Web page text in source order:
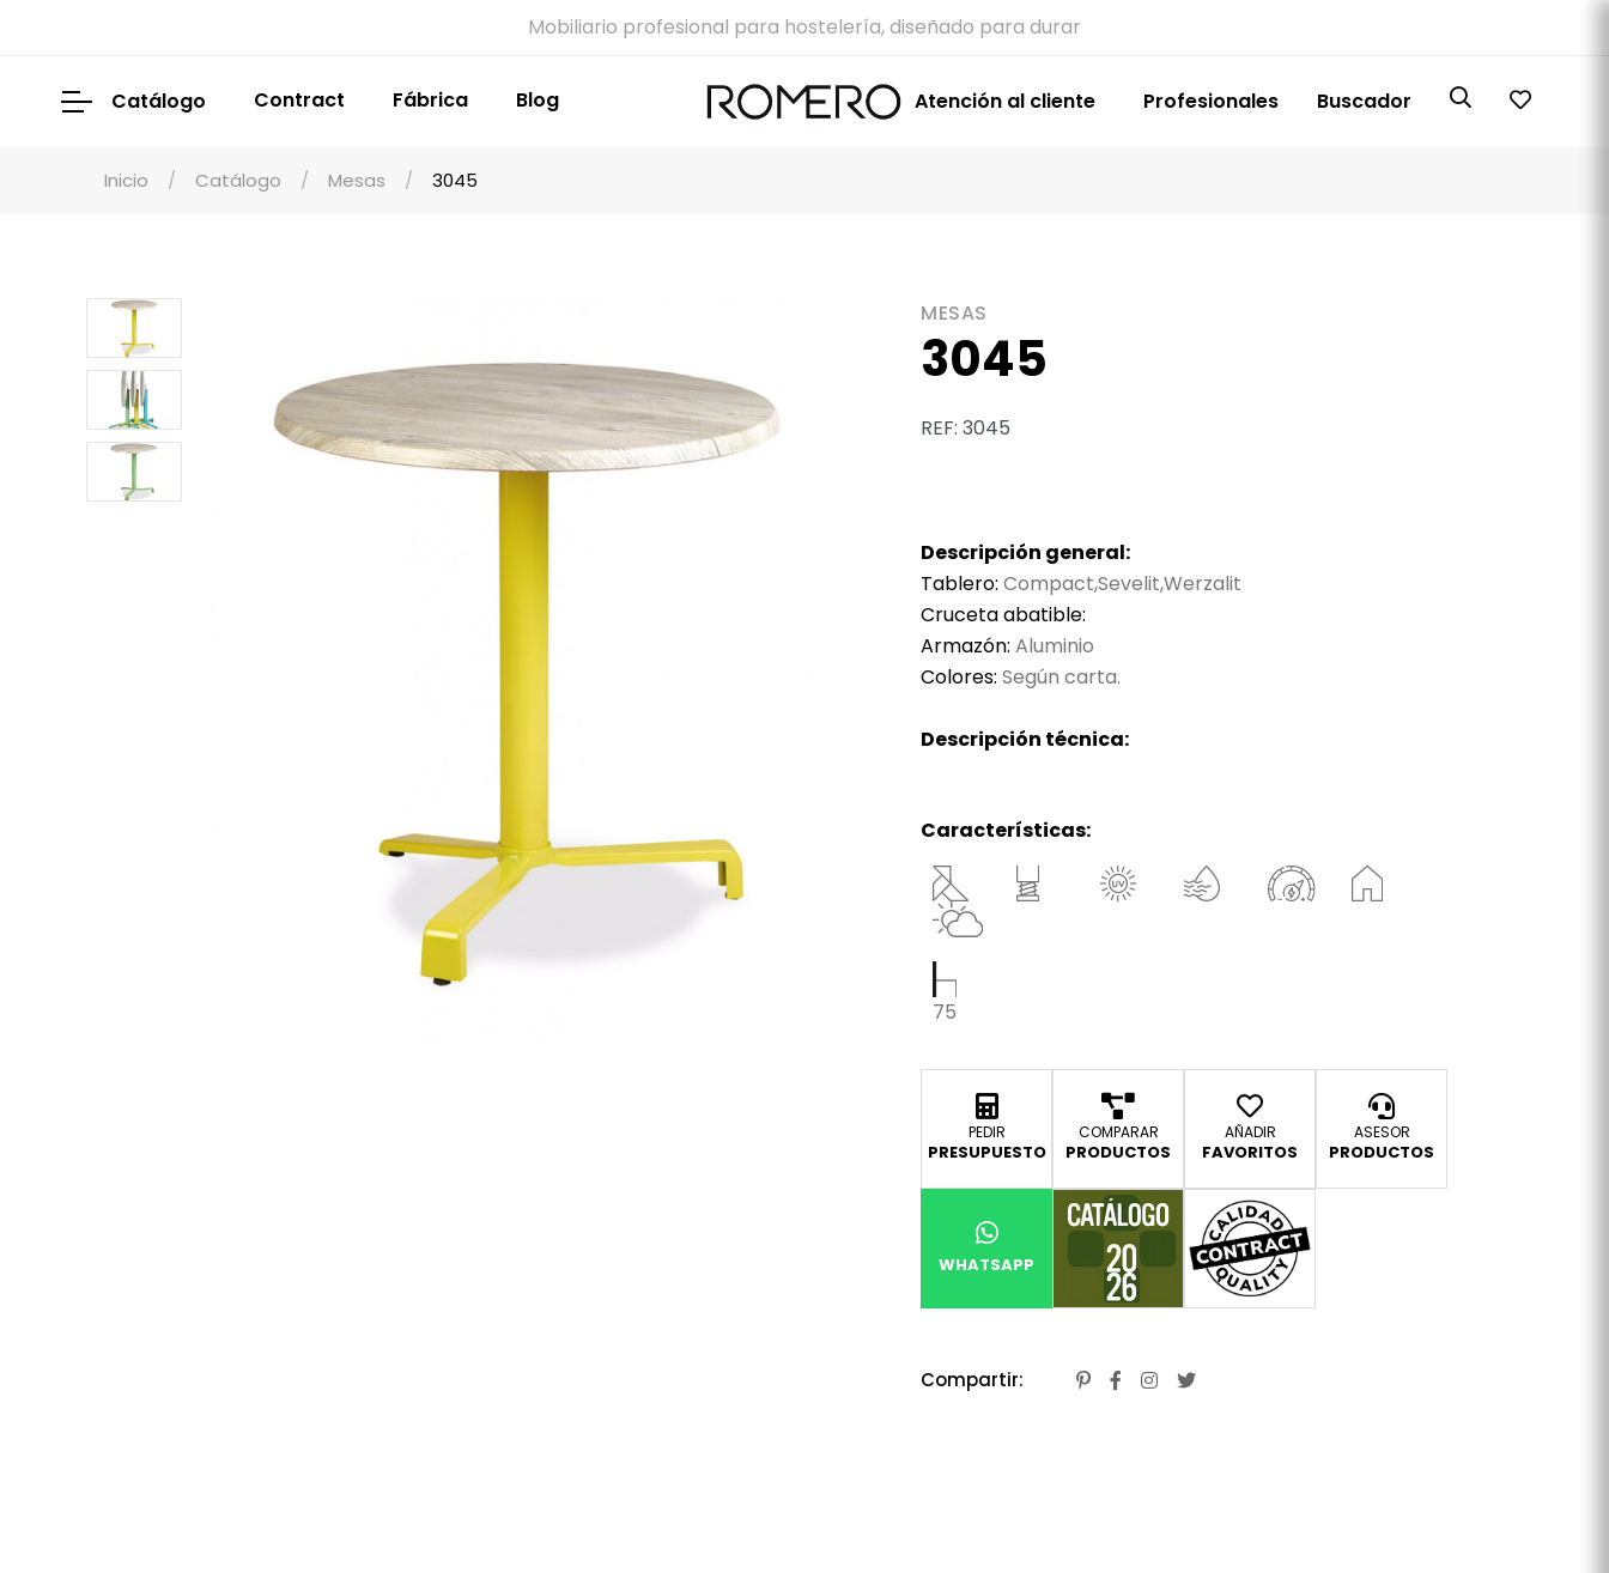
Mobiliario profesional para hostelería, diseñado para durar
Catálogo Contract Fábrica Blog Atención al cliente Profesionales Buscador
Inicio Catálogo Mesas 3045
MESAS
3045
REF: 3045
Descripción general:
Tablero: Compact,Sevelit,Werzalit
Cruceta abatible:
Armazón: Aluminio
Colores: Según carta.
Descripción técnica:
Características:
75
PEDIR
PRESUPUESTO
COMPARAR
PRODUCTOS
AÑADIR
FAVORITOS
ASESOR
PRODUCTOS
WHATSAPP
Compartir: